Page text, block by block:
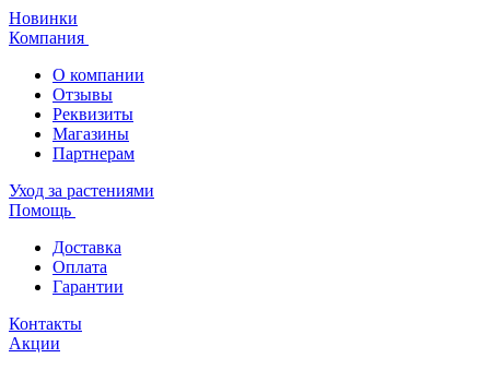
Новинки
Компания
О компании
Отзывы
Реквизиты
Магазины
Партнерам
Уход за растениями
Помощь
Доставка
Оплата
Гарантии
Контакты
Акции